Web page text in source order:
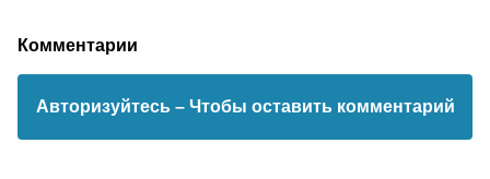
Комментарии
Авторизуйтесь – Чтобы оставить комментарий